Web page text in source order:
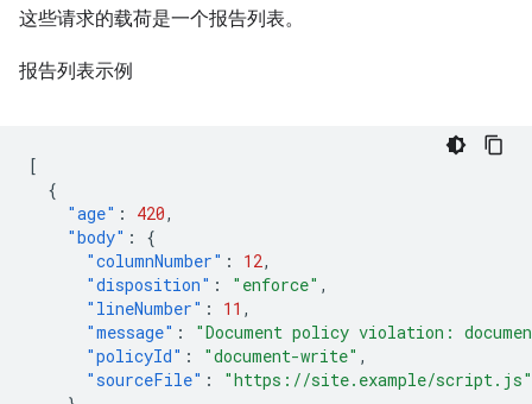
这些请求的载荷是一个报告列表。
报告列表示例
[
{
"age" : 420,
"body" :
{
"columnNumber" : 12,
"disposition" : "enforce" ,
"lineNumber" : 11 ,
"message" :
"Document policy violation:
"policyId" : "document-write" ,
"sourceFile" :
"https://site.example/script.js"